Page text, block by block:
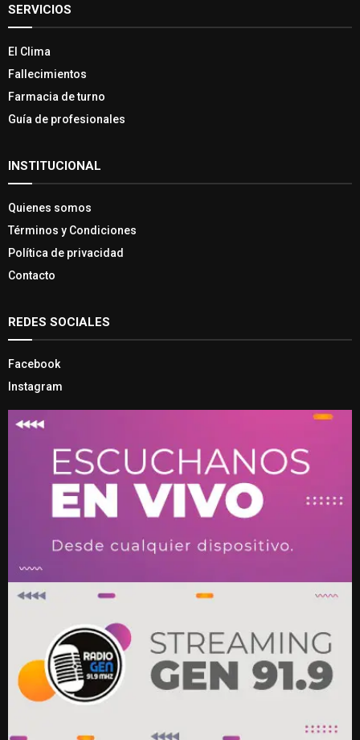
SERVICIOS
El Clima
Fallecimientos
Farmacia de turno
Guía de profesionales
INSTITUCIONAL
Quienes somos
Términos y Condiciones
Política de privacidad
Contacto
REDES SOCIALES
Facebook
Instagram